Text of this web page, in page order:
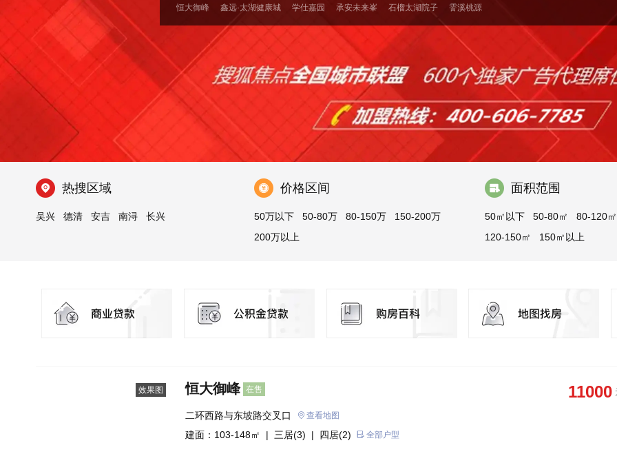
恒大御峰 鑫远·太湖健康城 学仕嘉园 承安未来峯 石榴太湖院子 霅溪桃源
热搜区域
吴兴 德清 安吉 南浔 长兴
价格区间
50万以下 50-80万 80-150万
150-200万
200万以上
面积范围
50㎡以下 50-80㎡
80-120㎡
120-150㎡
150㎡以上
效果图 恒大御峰 在售 11000
二环西路与东坡路交叉口 查看地图
建面：103-148㎡ | 三居(3) | 四居(2) 全部户型